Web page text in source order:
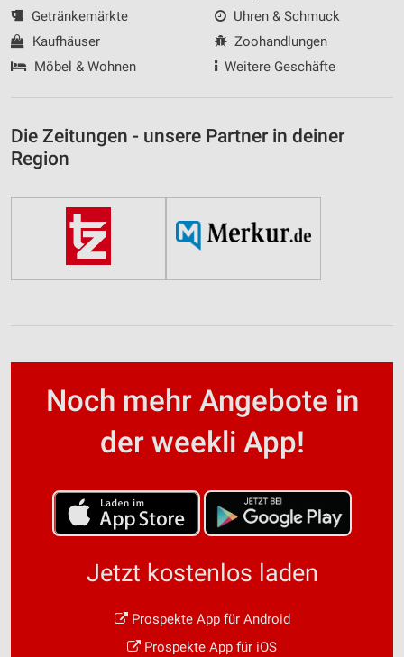
Getränkemärkte
Kaufhäuser
Möbel & Wohnen
Uhren & Schmuck
Zoohandlungen
Weitere Geschäfte
Die Zeitungen - unsere Partner in deiner
Region
Noch mehr Angebote in
der weekli App!
Jetzt kostenlos laden
Prospekte App für Android
Prospekte App für iOS